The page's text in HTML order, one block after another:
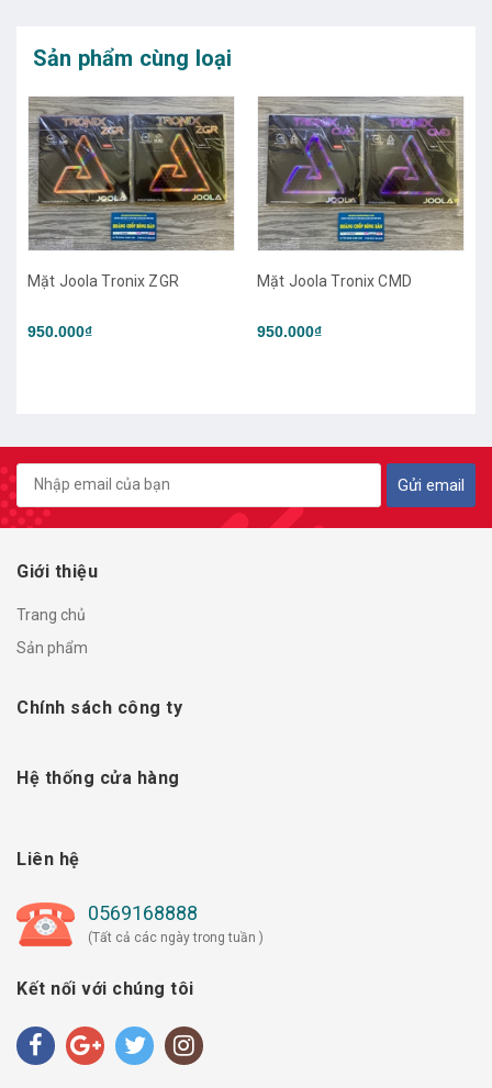
Sản phẩm cùng loại
Mặt Joola Tronix ZGR
950.000₫
Mặt Joola Tronix CMD
950.000₫
Gửi email
Giới thiệu
Trang chủ
Sản phẩm
Chính sách công ty
Hệ thống cửa hàng
Liên hệ
0569168888
(Tất cả các ngày trong tuần )
Kết nối với chúng tôi